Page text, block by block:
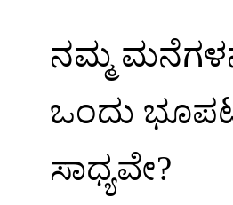
ನಮ್ಮ
ಒಂದು
ಸಾಧ್ಯವೇ?